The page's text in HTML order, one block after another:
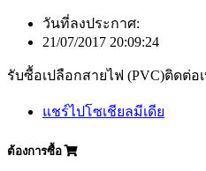
วันที่ลงประกาศ:
21/07/2017 20:09:24
รับซื้อเปลือกสายไฟ (PVC)ติดต่อเ
แชร์ไปโซเชียลมีเดีย
ต้องการซื้อ